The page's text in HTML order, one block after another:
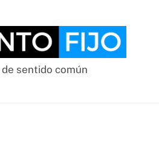
de sentido común